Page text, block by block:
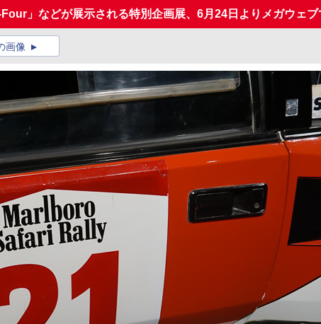
Four」などが展示される特別企画展、6月24日よりメガウェブ
画像